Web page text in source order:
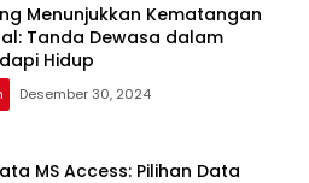
Menunjukkan Kematangan
Tanda Dewasa dalam
Hidup
Desember 30, 2024
MS Access: Pilihan Data